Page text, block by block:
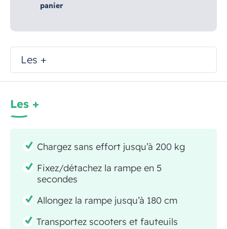
panier
Les +
Les +
Chargez sans effort jusqu’à 200 kg
Fixez/détachez la rampe en 5
secondes
Allongez la rampe jusqu’à 180 cm
Transportez scooters et fauteuils